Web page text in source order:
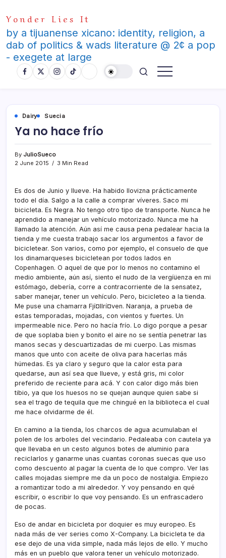
to
content
Yonder Lies It
by a tijuanense xicano: identity, religion, a
dab of politics & wads literature @ 2¢ a pop
- exegete at large
Dairy Suecia
Ya no hace frí­o
By JulioSueco
2 June 2015
3 Min Read
Es dos de Junio y llueve. Ha habido llovizna prácticamente
todo el dí­a. Salgo a la calle a comprar ví­veres. Saco mi
bicicleta. Es Negra. No tengo otro tipo de transporte. Nunca he
aprendido a manejar un vehí­culo motorizado. Nunca me ha
llamado la atención. Aún así­ me causa pena pedalear hacia la
tienda y me cuesta trabajo sacar los argumentos a favor de
bicicletear. Son varios, como por ejemplo, el consuelo de que
los dinamarqueses bicicletean por todos lados en
Copenhagen. O aquel de que por lo menos no contamino el
medio ambiente, aún así­, siento el nudo de la vergíüenza en mi
estómago, deberí­a, corre a contracorriente de la sensatez,
saber manejar, tener un vehí­culo. Pero, bicicleteo a la tienda.
Me puse una chamarra Fjí¤llrí¤ven. Naranja, a prueba de
estas temporadas, mojadas, con vientos y fuertes. Un
impermeable nice. Pero no hací­a frí­o. Lo digo porque a pesar
de que soplaba bien y bonito el aire no se sentí­a penetrar las
manos secas y descuartizadas de mi cuerpo. Las mismas
manos que unto con aceite de oliva para hacerlas más
húmedas. Es ya claro y seguro que la calor esta para
quedarse, aun así­ sea que llueve, y está gris, mi color
preferido de reciente para acá. Y con calor digo más bien
tibio, ya que los huesos no se quejan aunque quien sabe si
sea el trago de tequila que me chingué en la biblioteca el cual
me hace olvidarme de él.
En camino a la tienda, los charcos de agua acumulaban el
polen de los arboles del vecindario. Pedaleaba con cautela ya
que llevaba en un cesto algunos botes de aluminio para
reciclarlos y ganarme unas cuantas coronas suecas que uso
como descuento al pagar la cuenta de lo que compro. Ver las
calles mojadas siempre me da un poco de nostalgia. Empiezo
a romantizar todo a mi alrededor. Y voy pensando en qué
escribir, o escribir lo que voy pensando. Es un enfrascadero
de pocas.
Eso de andar en bicicleta por doquier es muy europeo. Es
nada más de ver series como X-Company. La bicicleta te da
ese dejo de una vida simple, nada más lejos de ello. Y mucho
más en un pueblo que valora tener un vehí­culo motorizado.